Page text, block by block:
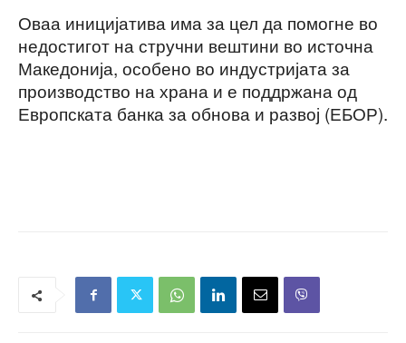
Оваа иницијатива има за цел да помогне во
недостигот на стручни вештини во источна
Македонија, особено во индустријата за
производство на храна и е поддржана од
Европската банка за обнова и развој (ЕБОР).